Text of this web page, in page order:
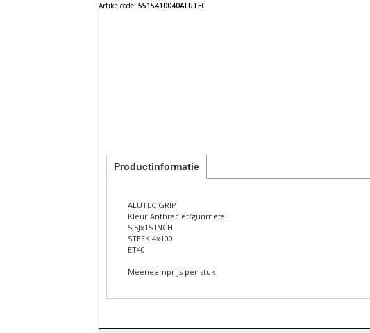
Artikelcode: 5515410040ALUTEC
Productinformatie
ALUTEC GRIP
Kleur Anthraciet/gunmetal
5,5Jx15 INCH
STEEK 4x100
ET40
Meeneemprijs per stuk